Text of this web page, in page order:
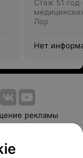
Стаж 51 год
Лор
Нет
рекламы
оплаты